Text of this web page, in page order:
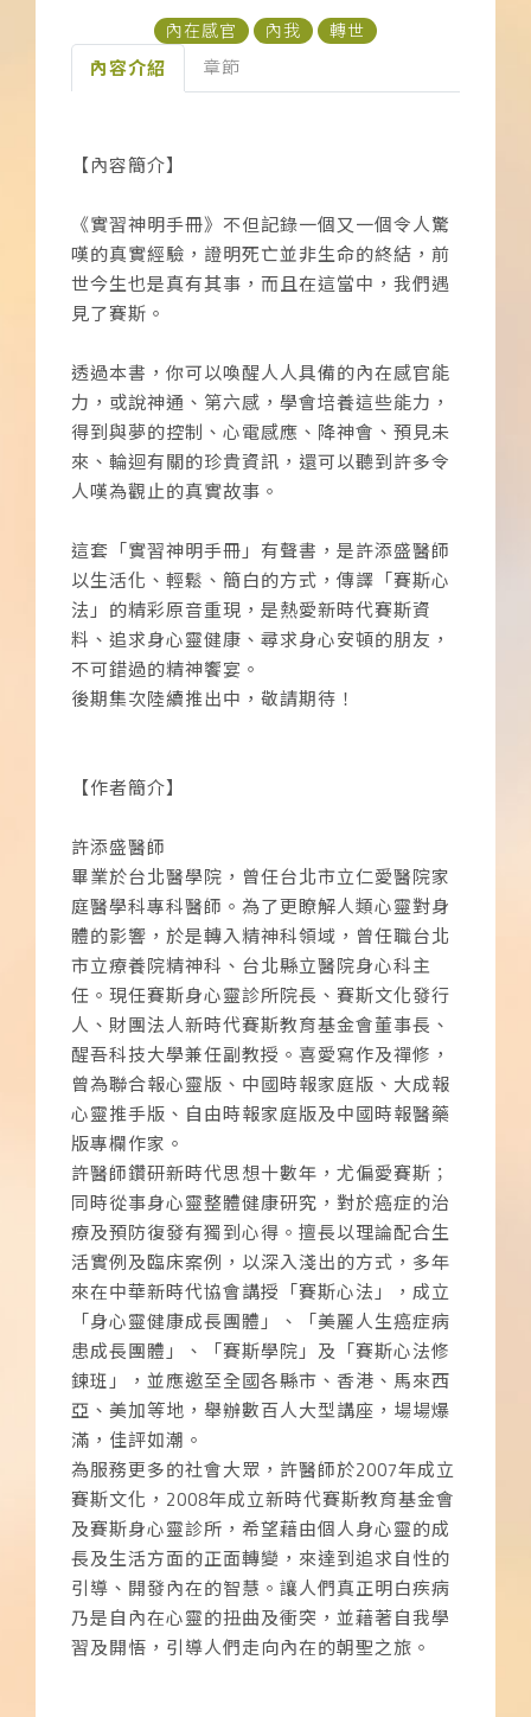
內在感官 內我 轉世
內容介紹 章節
【內容簡介】
《實習神明手冊》不但記錄一個又一個令人驚
嘆的真實經驗，證明死亡並非生命的終結，前
世今生也是真有其事，而且在這當中，我們遇
見了賽斯。
透過本書，你可以喚醒人人具備的內在感官能
力，或說神通、第六感，學會培養這些能力，
得到與夢的控制、心電感應、降神會、預見未
來、輪迴有關的珍貴資訊，還可以聽到許多令
人嘆為觀止的真實故事。
這套「實習神明手冊」有聲書，是許添盛醫師
以生活化、輕鬆、簡白的方式，傳譯「賽斯心
法」的精彩原音重現，是熱愛新時代賽斯資
料、追求身心靈健康、尋求身心安頓的朋友，
不可錯過的精神饗宴。
後期集次陸續推出中，敬請期待！
【作者簡介】
許添盛醫師
畢業於台北醫學院，曾任台北市立仁愛醫院家
庭醫學科專科醫師。為了更瞭解人類心靈對身
體的影響，於是轉入精神科領域，曾任職台北
市立療養院精神科、台北縣立醫院身心科主
任。現任賽斯身心靈診所院長、賽斯文化發行
人、財團法人新時代賽斯教育基金會董事長、
醒吾科技大學兼任副教授。喜愛寫作及禪修，
曾為聯合報心靈版、中國時報家庭版、大成報
心靈推手版、自由時報家庭版及中國時報醫藥
版專欄作家。
許醫師鑽研新時代思想十數年，尤偏愛賽斯；
同時從事身心靈整體健康研究，對於癌症的治
療及預防復發有獨到心得。擅長以理論配合生
活實例及臨床案例，以深入淺出的方式，多年
來在中華新時代協會講授「賽斯心法」，成立
「身心靈健康成長團體」、「美麗人生癌症病
患成長團體」、「賽斯學院」及「賽斯心法修
鍊班」，並應邀至全國各縣市、香港、馬來西
亞、美加等地，舉辦數百人大型講座，場場爆
滿，佳評如潮。
為服務更多的社會大眾，許醫師於2007年成立
賽斯文化，2008年成立新時代賽斯教育基金會
及賽斯身心靈診所，希望藉由個人身心靈的成
長及生活方面的正面轉變，來達到追求自性的
引導、開發內在的智慧。讓人們真正明白疾病
乃是自內在心靈的扭曲及衝突，並藉著自我學
習及開悟，引導人們走向內在的朝聖之旅。